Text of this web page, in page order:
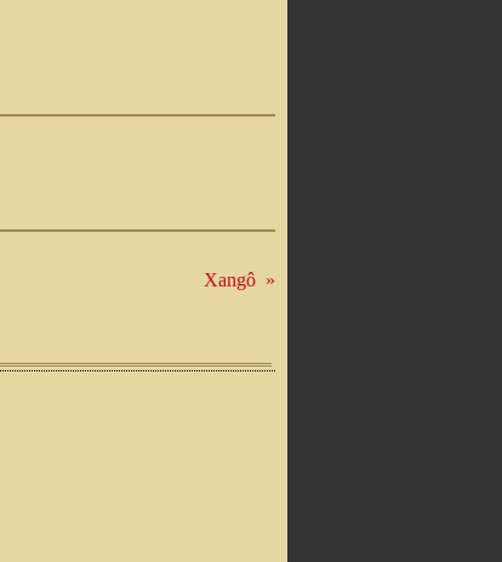
Xangô